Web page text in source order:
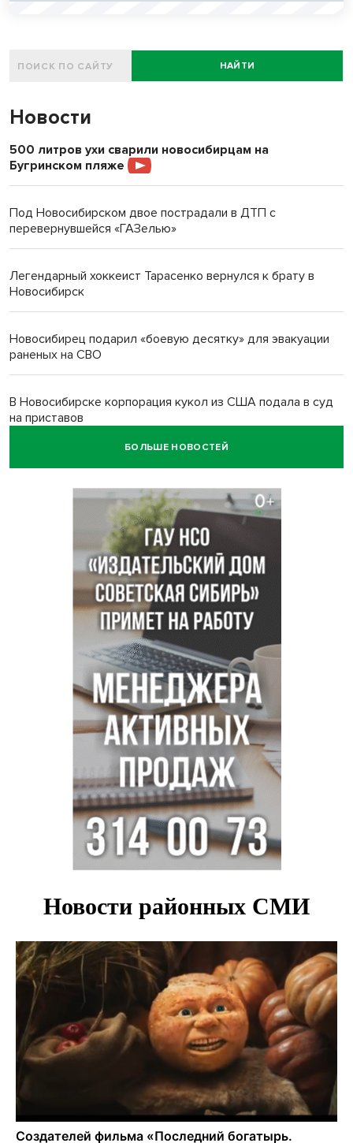
НАЙТИ
Новости
500 литров ухи сварили новосибирцам на
Бугринском пляже
Под Новосибирском двое пострадали в ДТП с
перевернувшейся «ГАЗелью»
Легендарный хоккеист Тарасенко вернулся к брату в
Новосибирск
Новосибирец подарил «боевую десятку» для эвакуации
раненых на СВО
В Новосибирске корпорация кукол из США подала в суд
на приставов
БОЛЬШЕ НОВОСТЕЙ